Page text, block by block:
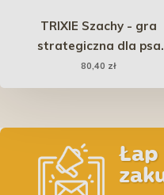
TRIXIE Szachy - gra
strategiczna dla psa
Dog Activity
80,40 zł
Łap